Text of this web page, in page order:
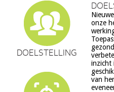
DOELSTELLING
onze
inzicht
van
echter
en
een
zorg.